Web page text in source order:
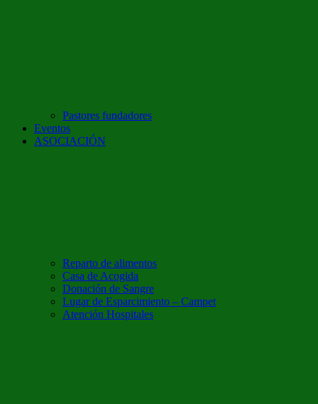
Pastores fundadores
Eventos
ASOCIACIÓN
Reparto de alimentos
Casa de Acogida
Donación de Sangre
Lugar de Esparcimiento – Campet
Atención Hospitales